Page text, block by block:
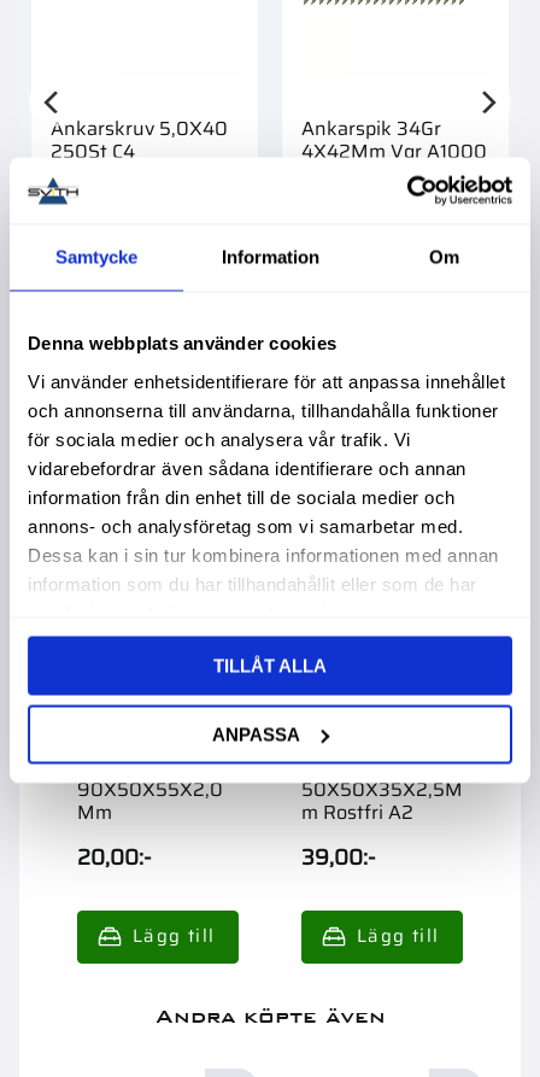
Samtycke Information Om
Denna webbplats använder cookies
Vi använder enhetsidentifierare för att anpassa innehållet
och annonserna till användarna, tillhandahålla funktioner
för sociala medier och analysera vår trafik. Vi
vidarebefordrar även sådana identifierare och annan
information från din enhet till de sociala medier och
annons- och analysföretag som vi samarbetar med.
Dessa kan i sin tur kombinera informationen med annan
information som du har tillhandahållit eller som de har
TILLÅT ALLA
ANPASSA
Ankarskruv 5,0X40
250St C4
Köpa större mängd?
Förpackad om 1/8 st.
339,00:-
Ankarspik 34Gr
4X42Mm Vgr A1000
Köpa större mängd?
Förpackad om 1 st.
729,00
Liknande produkter
Vinkelbeslag
90X50X55X2,0
Mm
20,00:-
Vinkelbeslag
50X50X35X2,5M
m Rostfri A2
39,00:-
Andra köpte även